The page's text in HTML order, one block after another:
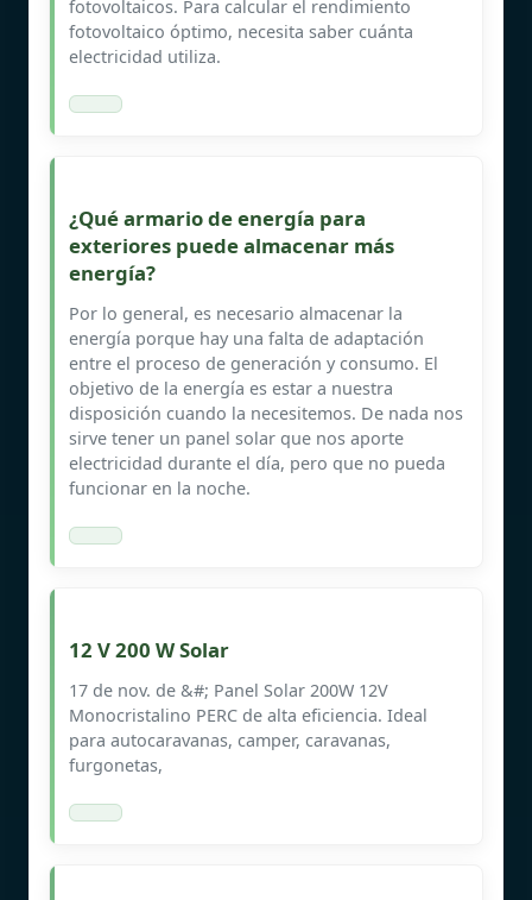
fotovoltaicos. Para calcular el rendimiento
fotovoltaico óptimo, necesita saber cuánta
electricidad utiliza.
¿Qué armario de energía para
exteriores puede almacenar más
energía?
Por lo general, es necesario almacenar la
energía porque hay una falta de adaptación
entre el proceso de generación y consumo. El
objetivo de la energía es estar a nuestra
disposición cuando la necesitemos. De nada nos
sirve tener un panel solar que nos aporte
electricidad durante el día, pero que no pueda
funcionar en la noche.
12 V 200 W Solar
17 de nov. de &#; Panel Solar 200W 12V
Monocristalino PERC de alta eficiencia. Ideal
para autocaravanas, camper, caravanas,
furgonetas,